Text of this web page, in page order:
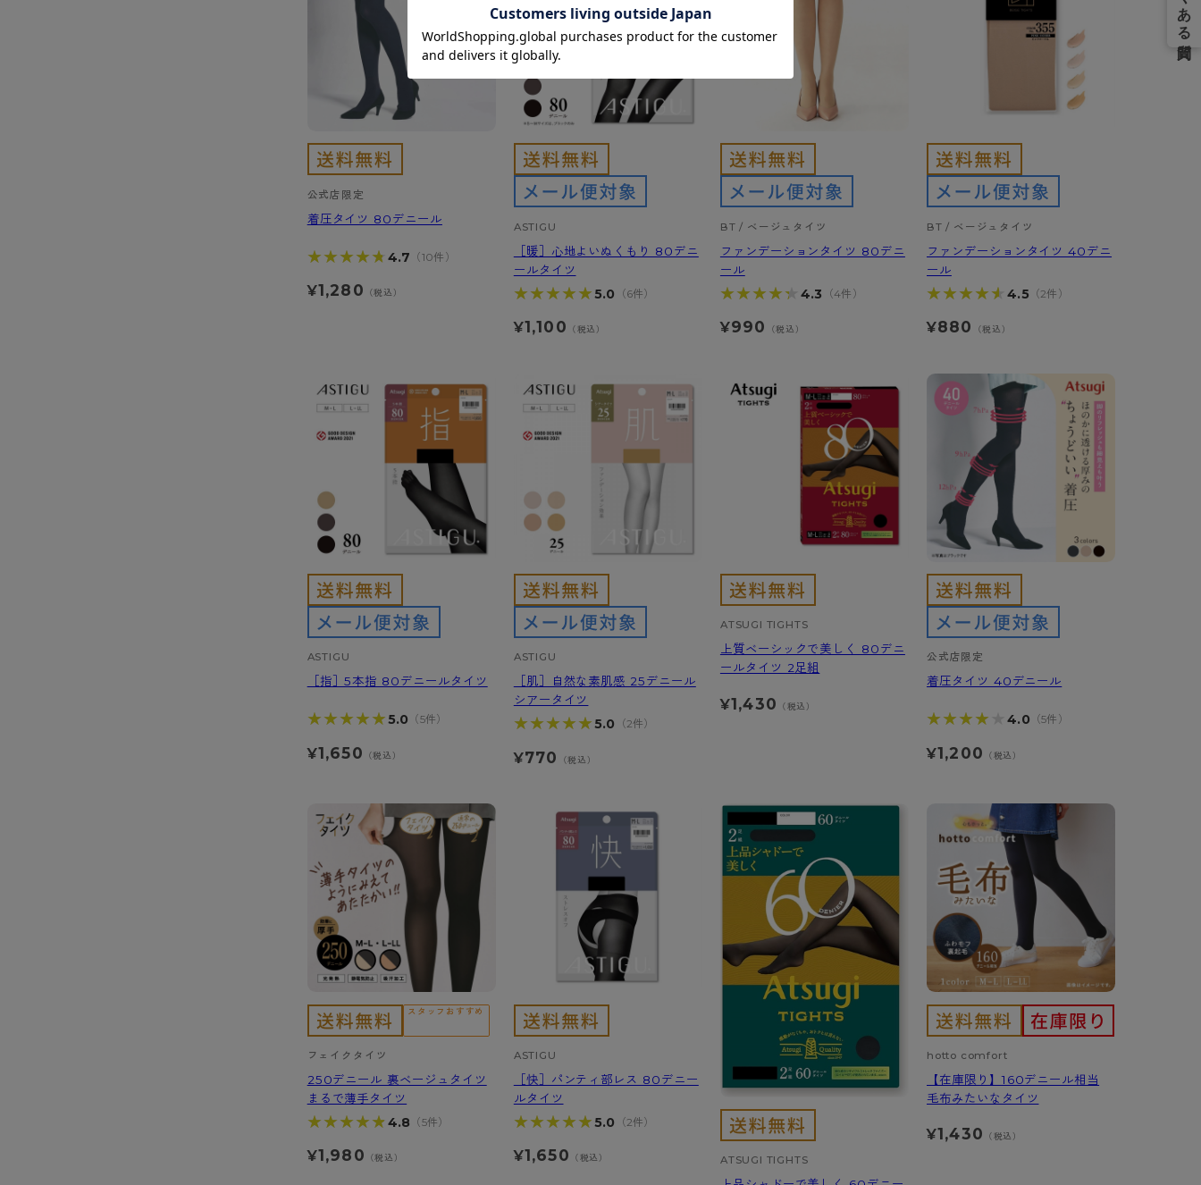
公式店限定
着圧タイツ 80デニール
★★★★★
★★★★★ 4.7 （10件）
¥1,280 （税込）
ASTIGU
［暖］心地よいぬくもり 80デニ
ールタイツ
★★★★★
★★★★★5.0 （6件）
¥1,100 （税込）
BT / ベージュタイツ
ファンデーションタイツ 80デニ
ール
★★★★★
★★★★★ 4.3 （4件）
¥990 （税込）
BT / ベージュタイツ
ファンデーションタイツ 40デニ
ール
★★★★★
★★★★★ 4.5 （2件）
¥880 （税込）
ASTIGU
［指］5本指 80デニールタイツ
★★★★★
★★★★★5.0 （5件）
¥1,650 （税込）
ASTIGU
［肌］自然な素肌感 25デニール
シアータイツ
★★★★★
★★★★★5.0 （2件）
¥770 （税込）
ATSUGI TIGHTS
上質ベーシックで美しく 80デニ
ールタイツ 2足組
¥1,430 （税込）
公式店限定
着圧タイツ 40デニール
★★★★★
★★★★★ 4.0 （5件）
¥1,200 （税込）
スタッフおすすめ
フェイクタイツ
250デニール 裏ベージュタイツ
まるで薄手タイツ
★★★★★
★★★★★ 4.8 （5件）
¥1,980 （税込）
ASTIGU
［快］パンティ部レス 80デニー
ルタイツ
★★★★★
★★★★★5.0 （2件）
¥1,650 （税込） ATSUGI TIGHTS
hotto comfort
【在庫限り】160デニール相当
毛布みたいなタイツ
¥1,430 （税込）